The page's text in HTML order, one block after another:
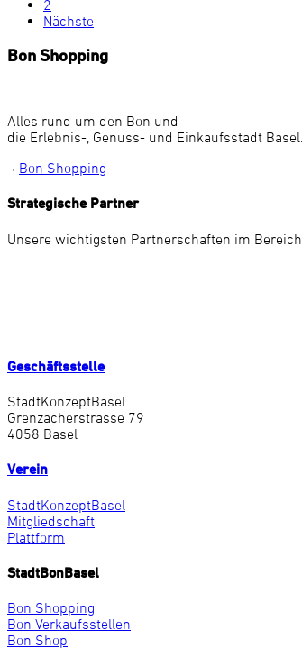
2
Nächste
Bon Shopping
Alles rund um den Bon und
die Erlebnis-, Genuss- und Einkaufsstadt Basel.
¬ Bon Shopping
Strategische Partner
Unsere wichtigsten Partnerschaften im
Geschäftsstelle
StadtKonzeptBasel
Grenzacherstrasse 79
4058 Basel
Verein
StadtKonzeptBasel
Mitgliedschaft
Plattform
StadtBonBasel
Bon Shopping
Bon Verkaufsstellen
Bon Shop